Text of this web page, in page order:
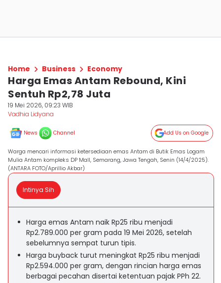
Home Business Economy
Harga Emas Antam Rebound, Kini
Sentuh Rp2,78 Juta
19 Mei 2026, 09:23 WIB
Vadhia Lidyana
News Channel Add Us on Google
Warga mencari informasi ketersediaan emas Antam di Butik Emas Logam
Mulia Antam kompleks DP Mall, Semarang, Jawa Tengah, Senin (14/4/2025).
(ANTARA FOTO/Aprillio Akbar)
Intinya Sih
Harga emas Antam naik Rp25 ribu menjadi
Rp2.789.000 per gram pada 19 Mei 2026, setelah
sebelumnya sempat turun tipis.
Harga buyback turut meningkat Rp25 ribu menjadi
Rp2.594.000 per gram, dengan rincian harga emas
berbagai pecahan disertai ketentuan pajak PPh 22.